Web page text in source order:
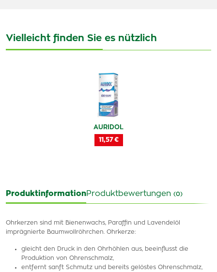
Vielleicht finden Sie es nützlich
AURIDOL
11,57 €
ProduktinformationProduktbewertungen (0)
Ohrkerzen sind mit Bienenwachs, Paraffin und Lavendelöl
imprägnierte Baumwollröhrchen. Ohrkerze:
gleicht den Druck in den Ohrhöhlen aus, beeinflusst die
Produktion von Ohrenschmalz,
entfernt sanft Schmutz und bereits gelöstes Ohrenschmalz,